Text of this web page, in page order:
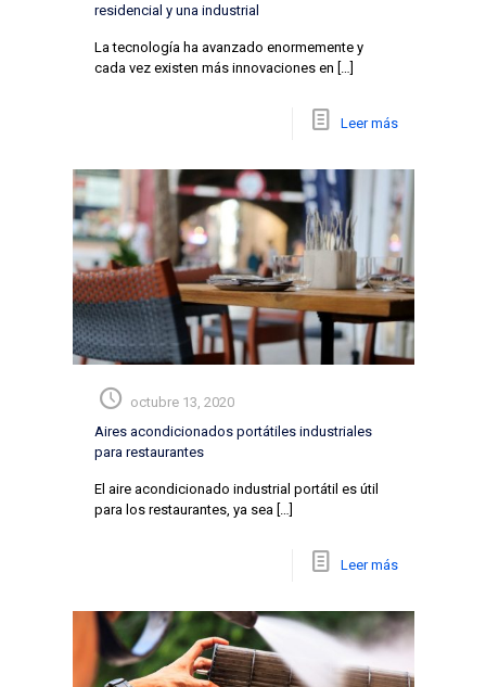
residencial y una industrial
La tecnología ha avanzado enormemente y
cada vez existen más innovaciones en […]
Leer más
octubre 13, 2020
Aires acondicionados portátiles industriales
para restaurantes
El aire acondicionado industrial portátil es útil
para los restaurantes, ya sea[…]
Leer más